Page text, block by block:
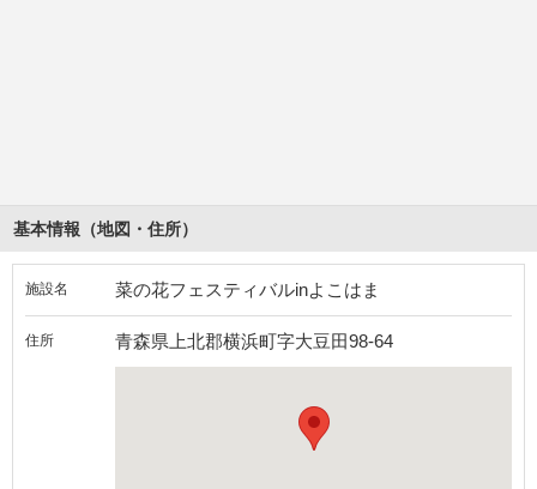
基本情報（地図・住所）
施設名 菜の花フェスティバルinよこはま
住所 青森県上北郡横浜町字大豆田98-64